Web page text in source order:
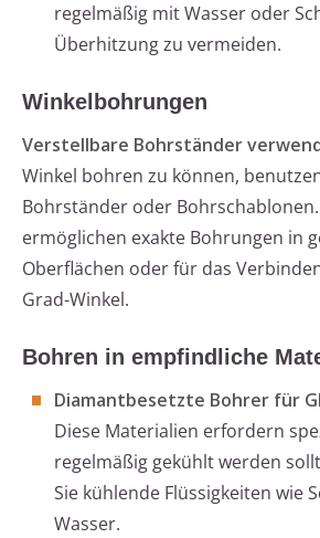
regelmäßig mit Wasser oder
Überhitzung zu vermeiden.
Winkelbohrungen
Verstellbare Bohrständer
Winkel bohren zu können,
Bohrständer oder
ermöglichen exakte Bohrungen in
Oberflächen oder für das
Grad-Winkel.
Bohren in empfindliche
Diamantbesetzte Bohrer für
Diese Materialien erfordern
regelmäßig gekühlt werden
Sie kühlende Flüssigkeiten wie
Wasser.